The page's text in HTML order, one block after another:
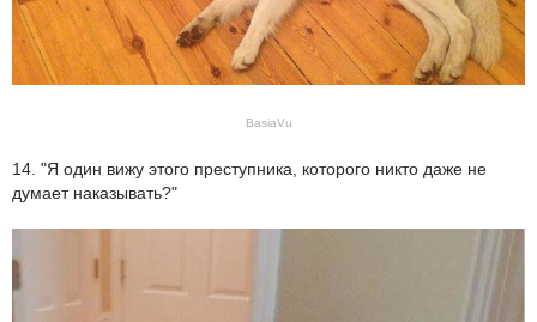
BasiaVu
14. "Я один вижу этого преступника, которого никто даже не
думает наказывать?"